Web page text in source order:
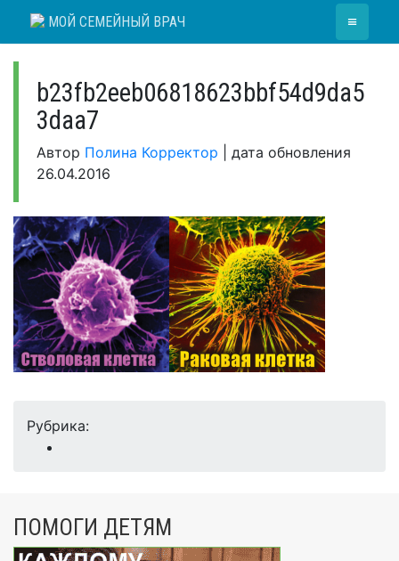
МОЙ СЕМЕЙНЫЙ ВРАЧ ≡
b23fb2eeb06818623bbf54d9da5
3daa7
Автор Полина Корректор
дата обновления
26.04.2016
Рубрика:
ПОМОГИ ДЕТЯМ